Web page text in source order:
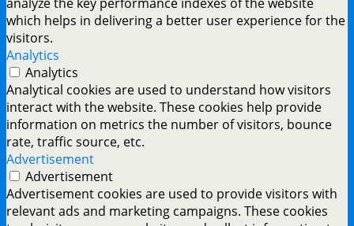
which helps in delivering a better user experience for the
visitors.
Analytics
Analytics
Analytical cookies are used to understand how visitors
interact with the website. These cookies help provide
information on metrics the number of visitors, bounce
rate, traffic source, etc.
Advertisement
Advertisement
Advertisement cookies are used to provide visitors with
relevant ads and marketing campaigns. These cookies